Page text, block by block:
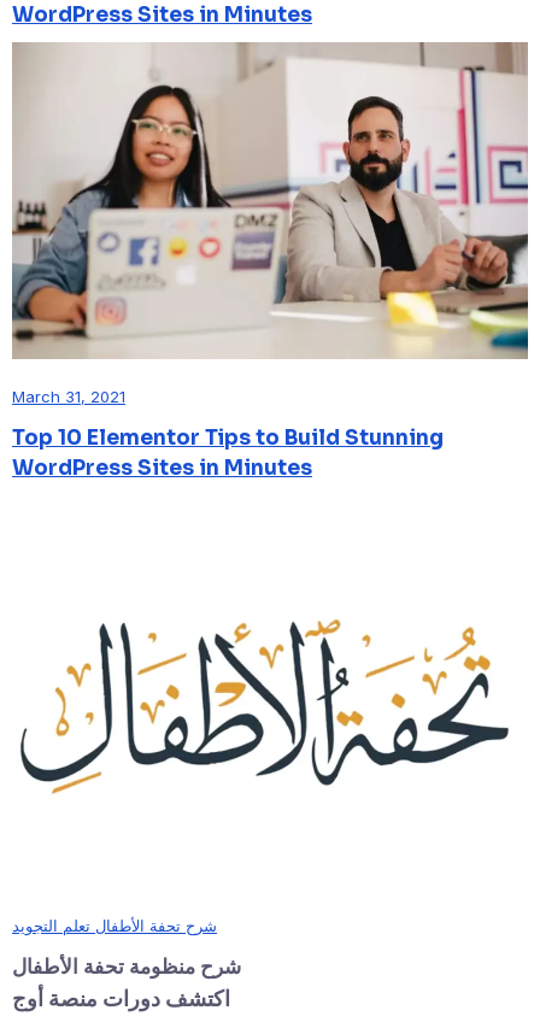
WordPress Sites in Minutes
March 31, 2021
Top 10 Elementor Tips to Build Stunning
WordPress Sites in Minutes
شرح تحفة الأطفال تعلم التجويد
شرح منظومة تحفة الأطفال
اكتشف دورات منصة أوج